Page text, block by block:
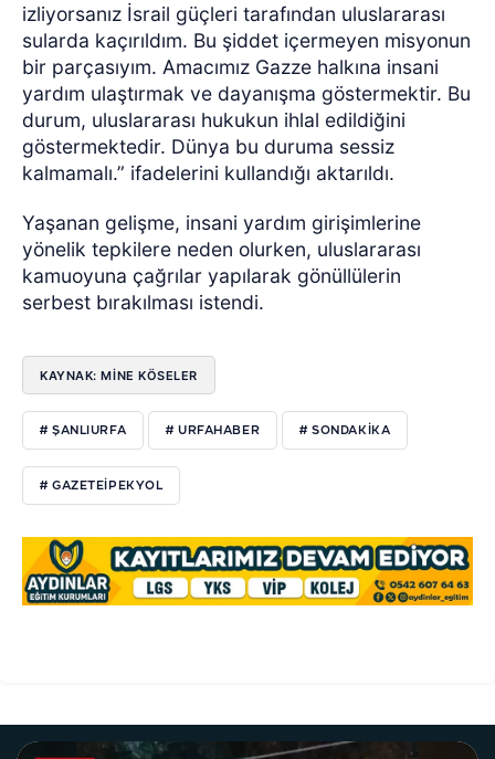
izliyorsanız İsrail güçleri tarafından uluslararası
sularda kaçırıldım. Bu şiddet içermeyen misyonun
bir parçasıyım. Amacımız Gazze halkına insani
yardım ulaştırmak ve dayanışma göstermektir. Bu
durum, uluslararası hukukun ihlal edildiğini
göstermektedir. Dünya bu duruma sessiz
kalmamalı.” ifadelerini kullandığı aktarıldı.
Yaşanan gelişme, insani yardım girişimlerine
yönelik tepkilere neden olurken, uluslararası
kamuoyuna çağrılar yapılarak gönüllülerin
serbest bırakılması istendi.
KAYNAK: MİNE KÖSELER
# ŞANLIURFA # URFAHABER # SONDAKIKA
# GAZETEIPEKYOL